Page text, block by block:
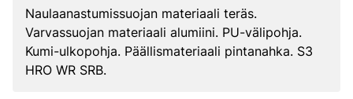
Naulaanastumissuojan materiaali teräs.
Varvassuojan materiaali alumiini. PU-välipohja.
Kumi-ulkopohja. Päällismateriaali pintanahka. S3
HRO WR SRB.